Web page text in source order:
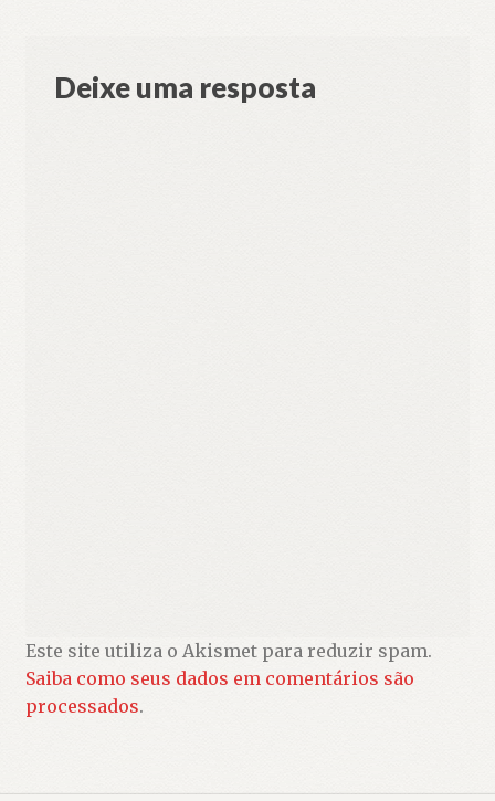
Deixe uma resposta
Este site utiliza o Akismet para reduzir spam.
Saiba como seus dados em comentários são
processados.